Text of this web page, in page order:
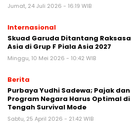
Jumat, 24 Juli 2026 - 16:19 WIB
Internasional
Skuad Garuda Ditantang Raksasa
Asia di Grup F Piala Asia 2027
Minggu, 10 Mei 2026 - 10:42 WIB
Berita
Purbaya Yudhi Sadewa; Pajak dan
Program Negara Harus Optimal di
Tengah Survival Mode
Sabtu, 25 April 2026 - 21:42 WIB